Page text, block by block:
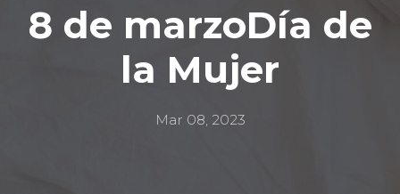
8 de marzoDía de
la Mujer
Mar 08, 2023